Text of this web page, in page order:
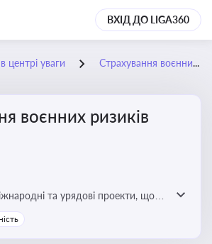
ВХІД ДО LIGA360
центрі уваги Страхування воєнних ризиків
воєнних ризиків
та урядові проекти, що
воєнні ризики для власників
кредиторів